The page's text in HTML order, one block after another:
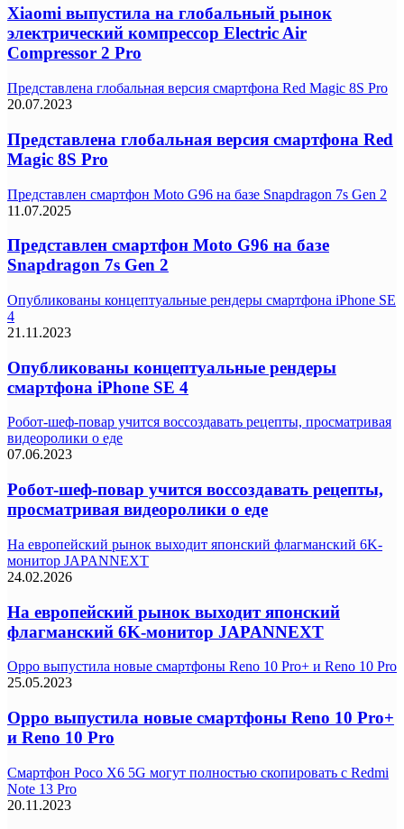
Xiaomi выпустила на глобальный рынок
электрический компрессор Electric Air
Compressor 2 Pro
Представлена глобальная версия смартфона Red Magic 8S Pro
20.07.2023
Представлена глобальная версия смартфона Red
Magic 8S Pro
Представлен смартфон Moto G96 на базе Snapdragon 7s Gen 2
11.07.2025
Представлен смартфон Moto G96 на базе
Snapdragon 7s Gen 2
Опубликованы концептуальные рендеры смартфона iPhone SE
4
21.11.2023
Опубликованы концептуальные рендеры
смартфона iPhone SE 4
Робот-шеф-повар учится воссоздавать рецепты, просматривая
видеоролики о еде
07.06.2023
Робот-шеф-повар учится воссоздавать рецепты,
просматривая видеоролики о еде
На европейский рынок выходит японский флагманский 6K-
монитор JAPANNEXT
24.02.2026
На европейский рынок выходит японский
флагманский 6K-монитор JAPANNEXT
Oppo выпустила новые смартфоны Reno 10 Pro+ и Reno 10 Pro
25.05.2023
Oppo выпустила новые смартфоны Reno 10 Pro+
и Reno 10 Pro
Смартфон Poco X6 5G могут полностью скопировать с Redmi
Note 13 Pro
20.11.2023